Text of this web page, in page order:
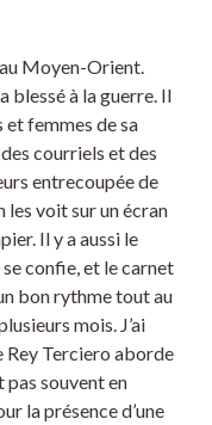
Moyen-Orient.
blessé à la guerre. Il
femmes de sa
courriels et des
entrecoupée de
les voit sur un écran
Il y a aussi le
confie, et le carnet
bon rythme tout au
mois. J’ai
Rey Terciero aborde
pas souvent en
la présence d’une